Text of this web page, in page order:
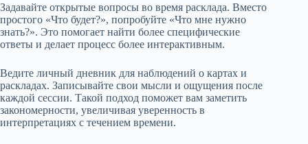
Задавайте открытые вопросы во время расклада. Вместо
простого «Что будет?», попробуйте «Что мне нужно
знать?». Это помогает найти более специфические
ответы и делает процесс более интерактивным.
Ведите личный дневник для наблюдений о картах и
раскладах. Записывайте свои мысли и ощущения после
каждой сессии. Такой подход поможет вам заметить
закономерности, увеличивая уверенность в
интерпретациях с течением времени.